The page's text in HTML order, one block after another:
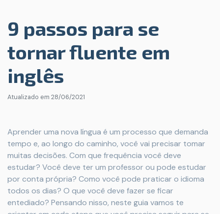
9 passos para se
tornar fluente em
inglês
Atualizado em 28/06/2021
Aprender uma nova língua é um processo que demanda
tempo e, ao longo do caminho, você vai precisar tomar
muitas decisões. Com que frequência você deve
estudar? Você deve ter um professor ou pode estudar
por conta própria? Como você pode praticar o idioma
todos os dias? O que você deve fazer se ficar
entediado? Pensando nisso, neste guia vamos te